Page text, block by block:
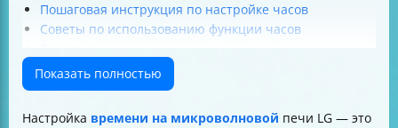
Пошаговая инструкция по настройке часов
Советы по использованию функции часов
Ссылки на источники
Показать полностью
Настройка времени на микроволновой печи LG — это